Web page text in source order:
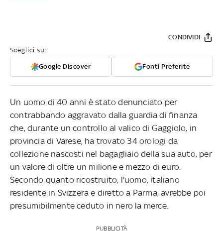
Sceglici su:
Google Discover Fonti Preferite
CONDIVIDI
Un uomo di 40 anni è stato denunciato per
contrabbando aggravato dalla guardia di finanza
che, durante un controllo al valico di Gaggiolo, in
provincia di Varese, ha trovato 34 orologi da
collezione nascosti nel bagagliaio della sua auto, per
un valore di oltre un milione e mezzo di euro.
Secondo quanto ricostruito, l'uomo, italiano
residente in Svizzera e diretto a Parma, avrebbe poi
presumibilmente ceduto in nero la merce.
PUBBLICITÀ